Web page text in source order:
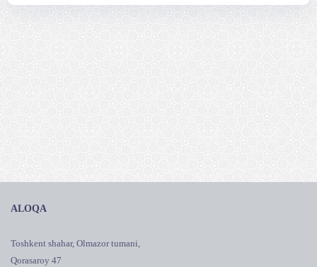
ALOQA
Toshkent shahar, Olmazor tumani,
Qorasaroy 47